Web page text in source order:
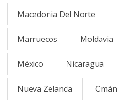
Macedonia Del Norte
Marruecos Moldavia
México Nicaragua
Nueva Zelanda Omán